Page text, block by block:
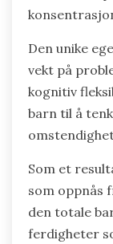
Den unike
vekt på
kognitiv
barn til å
Som et
som oppnås
den totale
ferdigheter